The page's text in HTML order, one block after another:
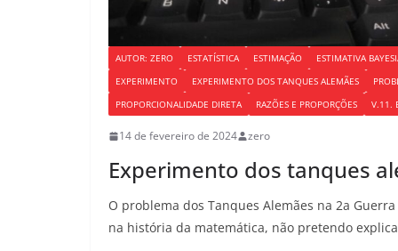
AUTOR: ZERO ESTATÍSTICA ESTIMAÇÃO ESTIMATIVA
EXPERIMENTO
EXPERIMENTO DOS TANQUES ALEMÃES
PROPORCIONALIDADE DIRETA
RAZÕES E PROPORÇÕES V.11.
14 de fevereiro de 2024 zero
Experimento dos tanques
O problema dos Tanques Alemães na 2a
na história da matemática, não pretendo